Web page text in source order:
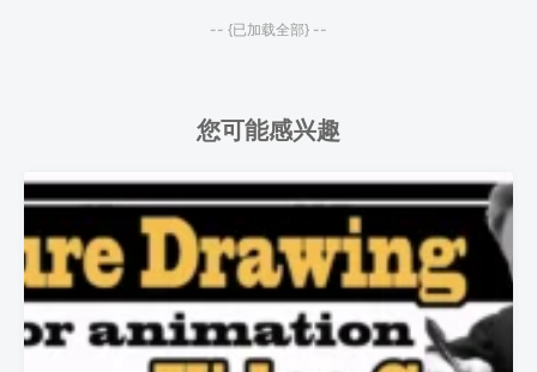
-- {已加载全部} --
您可能感兴趣